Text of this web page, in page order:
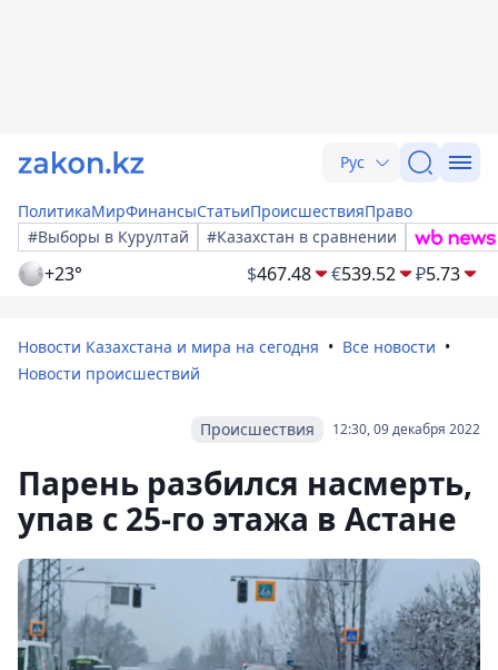
Рус
ПолитикаМирФинансыСтатьиПроисшествияПраво
#Выборы в Курултай
#Казахстан в сравнении
+23° $467.48 €539.52 ₽5.73
Новости Казахстана и мира на сегодня
Все новости
Новости происшествий
12:30, 09 декабря 2022
Происшествия
Парень разбился насмерть,
упав с 25-го этажа в Астане